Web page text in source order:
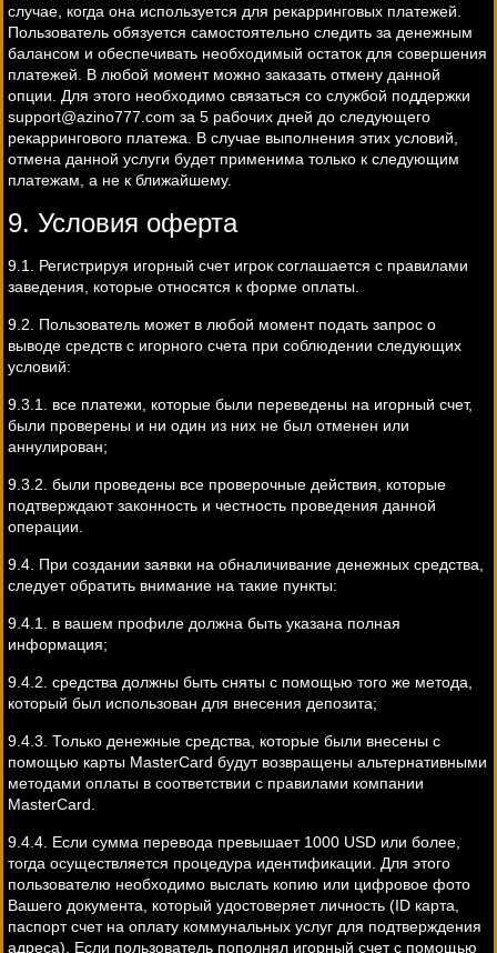
случае, когда она используется для рекарринговых платежей.
Пользователь обязуется самостоятельно следить за денежным
балансом и обеспечивать необходимый остаток для совершения
платежей. В любой момент можно заказать отмену данной
опции. Для этого необходимо связаться со службой поддержки
support@azino777.com за 5 рабочих дней до следующего
рекаррингового платежа. В случае выполнения этих условий,
отмена данной услуги будет применима только к следующим
платежам, а не к ближайшему.
9. Условия оферта
9.1. Регистрируя игорный счет игрок соглашается с правилами
заведения, которые относятся к форме оплаты.
9.2. Пользователь может в любой момент подать запрос о
выводе средств с игорного счета при соблюдении следующих
условий:
9.3.1. все платежи, которые были переведены на игорный счет,
были проверены и ни один из них не был отменен или
аннулирован;
9.3.2. были проведены все проверочные действия, которые
подтверждают законность и честность проведения данной
операции.
9.4. При создании заявки на обналичивание денежных средства,
следует обратить внимание на такие пункты:
9.4.1. в вашем профиле должна быть указана полная
информация;
9.4.2. средства должны быть сняты с помощью того же метода,
который был использован для внесения депозита;
9.4.3. Только денежные средства, которые были внесены с
помощью карты MasterCard будут возвращены альтернативными
методами оплаты в соответствии с правилами компании
MasterCard.
9.4.4. Если сумма перевода превышает 1000 USD или более,
тогда осуществляется процедура идентификации. Для этого
пользователю необходимо выслать копию или цифровое фото
Вашего документа, который удостоверяет личность (ID карта,
паспорт счет на оплату коммунальных услуг для подтверждения
адреса). Если пользователь пополнял игорный счет с помощью